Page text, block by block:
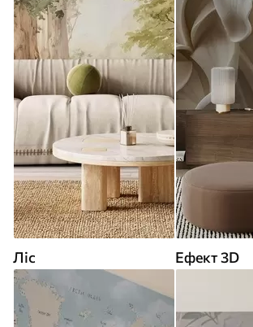
Ліс Ефект 3D